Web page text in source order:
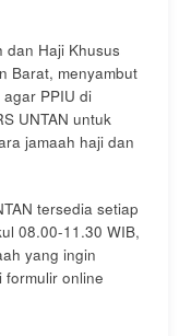
dan Haji Khusus
Barat, menyambut
PPIU di
UNTAN untuk
jamaah haji dan
tersedia setiap
08.00-11.30 WIB,
yang ingin
formulir online